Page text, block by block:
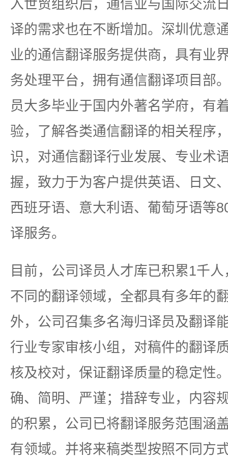
入世贸组织后，通信业与国际交流
译的需求也在不断增加。深圳优意
业的通信翻译服务提供商，具有业
务处理平台，拥有通信翻译项目部
员大多毕业于国内外著名学府，有
验，了解各类通信翻译的相关程序
识，对通信翻译行业发展、专业术
握，致力于为客户提供英语、日文
西班牙语、意大利语、葡萄牙语等
译服务。
目前，公司译员人才库已积累1千
不同的翻译领域，全都具有多年的
外，公司召集多名海归译员及翻译
行业专家审核小组，对稿件的翻译
核及校对，保证翻译质量的稳定性
确、简明、严谨；措辞专业，内容
的积累，公司已将翻译服务范围涵
有领域。并将来稿类型按照不同方